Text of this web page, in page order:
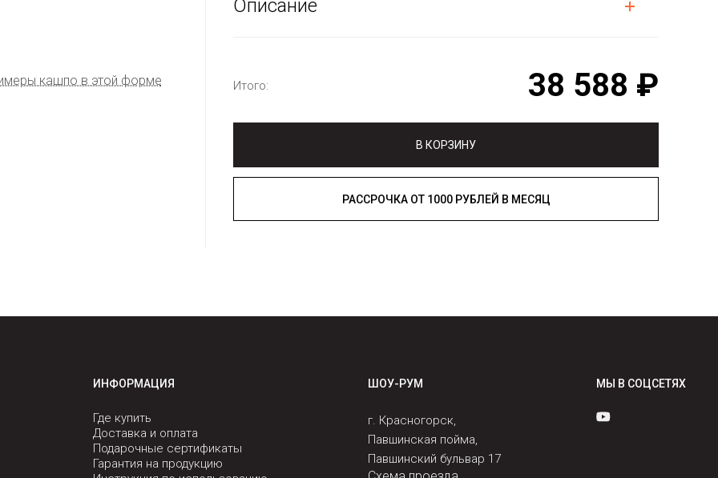
кашпо в этой форме
Описание
Итого: 38 588 ₽
В КОРЗИНУ
РАССРОЧКА ОТ 1000 РУБЛЕЙ В МЕСЯЦ
ИНФОРМАЦИЯ
Где купить
Доставка и оплата
Подарочные сертификаты
Гарантия на продукцию
ШОУ-РУМ
г. Красногорск,
Павшинская пойма,
Павшинский бульвар 17
МЫ В СОЦСЕТЯХ